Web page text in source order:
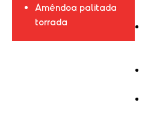
Amêndoa palitada
torrada